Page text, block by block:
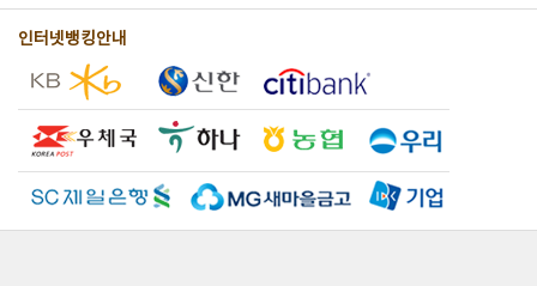
인터넷뱅킹안내